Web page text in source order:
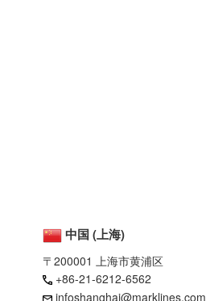
中国 (上海)
〒200001 上海市黄浦区
+86-21-6212-6562
infoshanghai@marklines.com